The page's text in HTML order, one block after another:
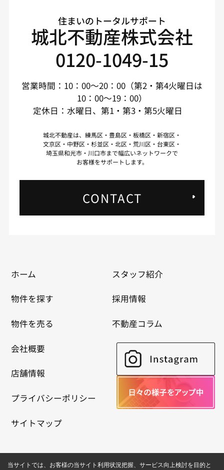
住まいのトータルサポート
城北不動産株式会社
0120-1049-15
営業時間：10：00～20：00（第2・第4火曜日は
10：00～19：00）
定休日：水曜日、第1・第3・第5火曜日
城北不動産は、練馬区・豊島区・板橋区・新宿区・
文京区・中野区・杉並区・北区・荒川区・台東区・
埼玉県和光市・川口市まで幅広いネットワークで
お客様をサポートします。
CONTACT
ホーム
物件を探す
物件を売る
会社概要
店舗情報
プライバシーポリシー
サイトマップ
スタッフ紹介
採用情報
不動産コラム
当サイトでは、お客様の当サイト利用状況把握、サービス向上検討を目的と